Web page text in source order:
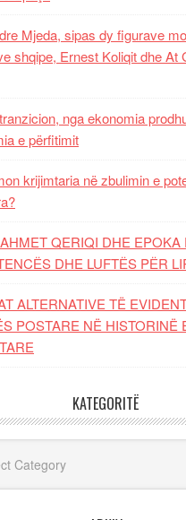
Mjeda, sipas dy figurave
shqipe, Ernest Koliqit dhe At
nga ekonomia
e përfitimit
krijimtaria në zbulimin e
QERIQI DHE EPOKA
DHE LUFTЁS PЁR
ALTERNATIVE TË
POSTARE NË HISTORINË
KATEGORITË